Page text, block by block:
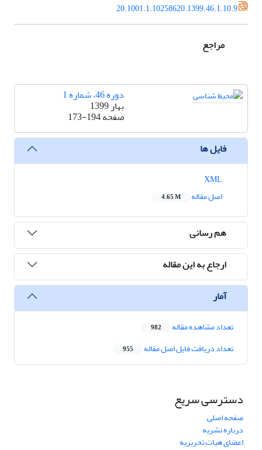
20.1001.1.10258620.1399.46.1.10.9
مراجع
دوره 46، شماره 1
بهار 1399
صفحه173-194
فایل ها
اصل مقاله
4.65 M
هم رسانی
ارجاع به این مقاله
آمار
تعداد مشاهده مقاله 982
تعداد دریافت فایل اصل مقاله 955
دسترسی سریع
صفحه اصلی
درباره نشریه
اعضای هیات تحریریه